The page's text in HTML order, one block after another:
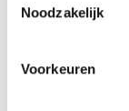
Noodzakelijk
Voorkeuren